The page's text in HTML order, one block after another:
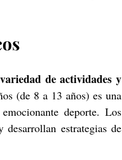
de actividades y
(de 8 a 13 años) es una
deporte. Los
estrategias de